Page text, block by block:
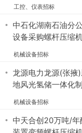
工控、仪表招标
・ 中石化湖南石油分
设备采购螺杆压缩
机械设备招标
・ 龙源电力龙源(张掖
地风光氢储一体化
机械设备招标
・ 中天合创20万吨/